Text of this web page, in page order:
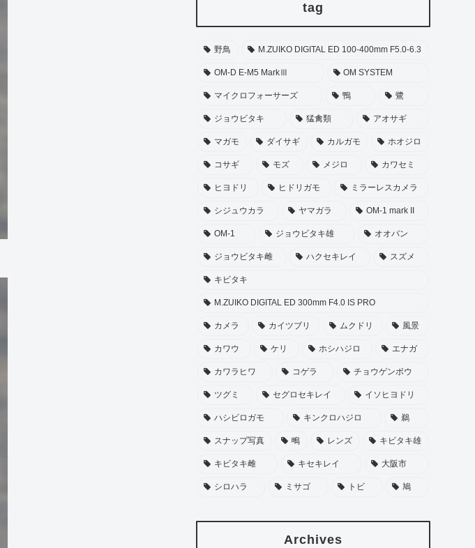
tag
野鳥 M.ZUIKO DIGITAL ED 100-400mm F5.0-6.3
OM-D E-M5 MarkⅢ OM SYSTEM
マイクロフォーサーズ 鴨 鷺
ジョウビタキ 猛禽類 アオサギ
マガモ ダイサギ カルガモ ホオジロ
コサギ モズ メジロ カワセミ
ヒヨドリ ヒドリガモ ミラーレスカメラ
シジュウカラ ヤマガラ OM-1 mark II
OM-1 ジョウビタキ雄 オオバン
ジョウビタキ雌 ハクセキレイ スズメ
キビタキ
M.ZUIKO DIGITAL ED 300mm F4.0 IS PRO
カメラ カイツブリ ムクドリ 風景
カワウ ケリ ホシハジロ エナガ
カワラヒワ コゲラ チョウゲンボウ
ツグミ セグロセキレイ イソヒヨドリ
ハシビロガモ キンクロハジロ 鵜
スナップ写真 鴫 レンズ キビタキ雄
キビタキ雌 キセキレイ 大阪市
シロハラ ミサゴ トビ 鳩
Archives